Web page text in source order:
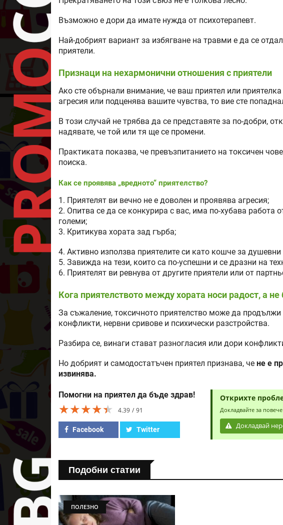
Възможно е дори да имате нужда от психотерапевт.
Най-добрият вариант за избягване на травми е да се
приятели.
Признаци на нехармонични отношения с приятели
Ако сте обърнали внимание, че ваш приятел или
агресия или подценява вашите чувства, то вие сте
В този случай не трябва да се представяте за по-добри,
надявате, че той или тя ще се промени.
Практиката показва, че превъзпитанието на токсичен
поиска.
Как се проявява „вредното“ приятелство?
1. Приятелят ви вечно не е доволен и проявява агресия;
2. Опитва се да се конкурира с вас, има по-хубава работа
големи;
3. Критикува хората зад гърба;
4. Активно използва приятелите си като кошче за
5. Завижда на тези, които са по-успешни и се дразни на
6. Приятелят ви ревнува от другите приятели или от
Кога приятелството между хората носи радост, а не
За съжаление, токсичното приятелство може да
конфликти, нервни сривове и психически разстройства.
Разбира се, винаги стават разногласия или дори
Но добрият и самодостатъчен приятел признава, че не е
извинява.
Помогни на приятел да бъде здрав!
★★★★★
★★★★★
★★★★★ 4.39 91
Facebook Twitter
Открихте
Докладвайте за
Докладвай
Подобни статии
ПОЛЕЗНО